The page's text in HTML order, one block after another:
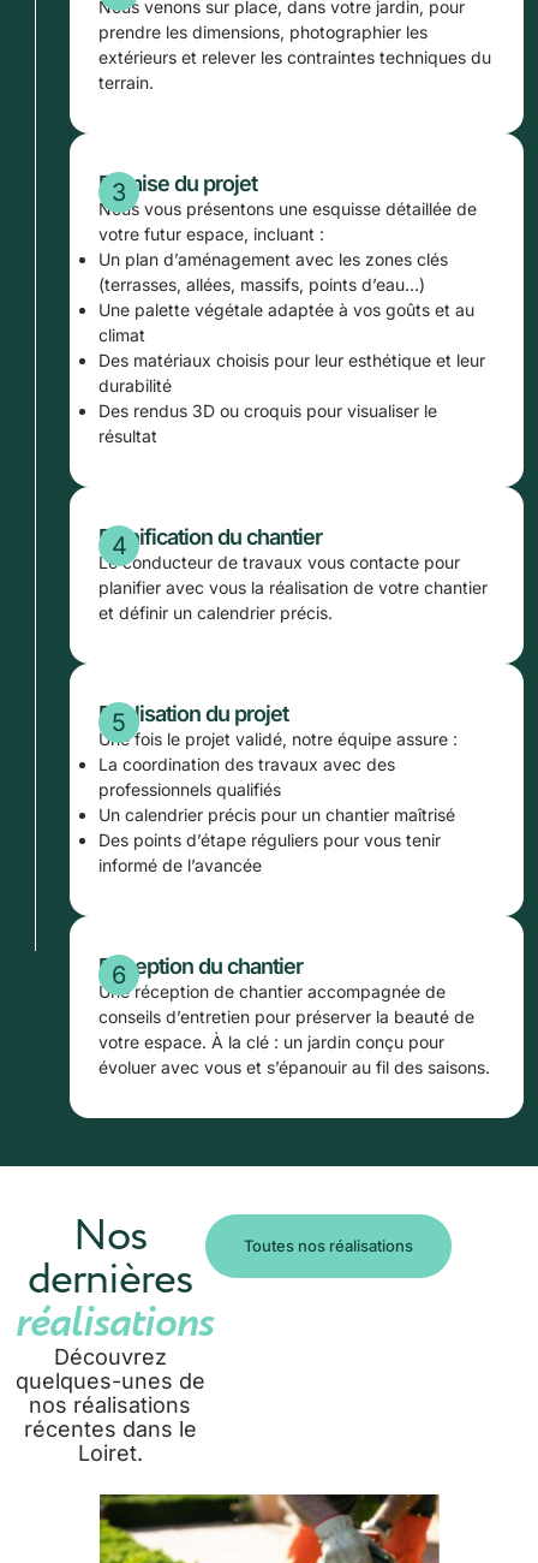
Nous venons sur place, dans votre jardin, pour
prendre les dimensions, photographier les
extérieurs et relever les contraintes techniques du
terrain.
Remise du projet
Nous vous présentons une esquisse détaillée de
votre futur espace, incluant :
Un plan d’aménagement avec les zones clés
(terrasses, allées, massifs, points d’eau…)
Une palette végétale adaptée à vos goûts et au
climat
Des matériaux choisis pour leur esthétique et leur
durabilité
Des rendus 3D ou croquis pour visualiser le
résultat
Planification du chantier
Le conducteur de travaux vous contacte pour
planifier avec vous la réalisation de votre chantier
et définir un calendrier précis.
Réalisation du projet
Une fois le projet validé, notre équipe assure :
La coordination des travaux avec des
professionnels qualifiés
Un calendrier précis pour un chantier maîtrisé
Des points d’étape réguliers pour vous tenir
informé de l’avancée
Réception du chantier
Une réception de chantier accompagnée de
conseils d’entretien pour préserver la beauté de
votre espace. À la clé : un jardin conçu pour
évoluer avec vous et s’épanouir au fil des saisons.
Nos
dernières
réalisations
Découvrez
quelques-unes de
nos réalisations
récentes dans le
Loiret.
Toutes nos réalisations